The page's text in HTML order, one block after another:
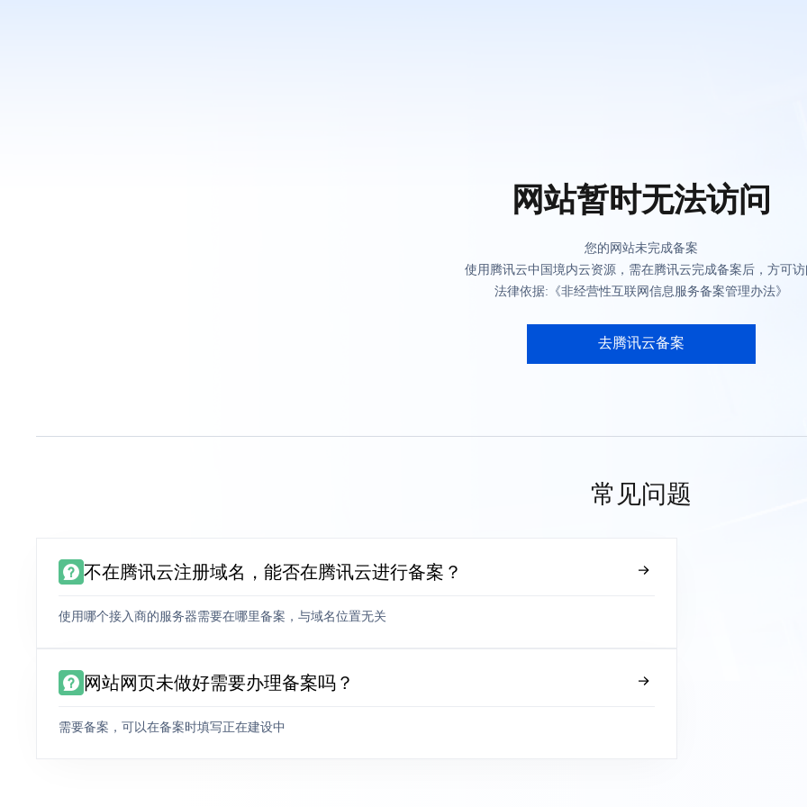
网站暂时无法访问
您的网站未完成备案
使用腾讯云中国境内云资源，需在腾讯云完成备案后，方可
法律依据:《非经营性互联网信息服务备案管理办法》
去腾讯云备案
常见问题
不在腾讯云注册域名，能否在腾讯云进行备案？
使用哪个接入商的服务器需要在哪里备案，与域名位置无关
网站网页未做好需要办理备案吗？
需要备案，可以在备案时填写正在建设中